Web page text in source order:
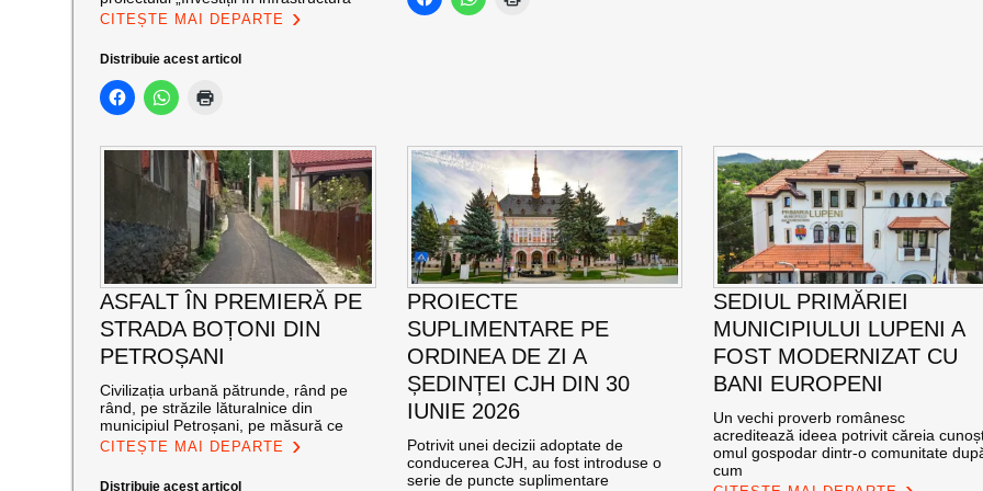
CITEȘTE MAI DEPARTE
Distribuie acest articol
ASFALT ÎN PREMIERĂ PE
STRADA BOȚONI DIN
PETROȘANI
Civilizația urbană pătrunde, rând pe
rând, pe străzile lăturalnice din
municipiul Petroșani, pe măsură ce
CITEȘTE MAI DEPARTE
Distribuie acest articol
PROIECTE
SUPLIMENTARE PE
ORDINEA DE ZI A
ȘEDINȚEI CJH DIN 30
IUNIE 2026
Potrivit unei decizii adoptate de
conducerea CJH, au fost introduse o
serie de puncte suplimentare
SEDIUL PRIMĂRIEI
MUNICIPIULUI LUPENI A
FOST MODERNIZAT CU
BANI EUROPENI
Un vechi proverb românesc
acreditează ideea potrivit căreia
omul gospodar dintr-o comunitate
cum